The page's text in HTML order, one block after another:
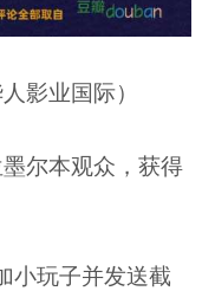
影业国际）
尔本观众，获得
小玩子并发送截